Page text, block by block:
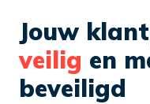
Jouw
veilig en
beveiligd